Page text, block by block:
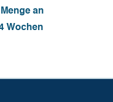
an
Wochen